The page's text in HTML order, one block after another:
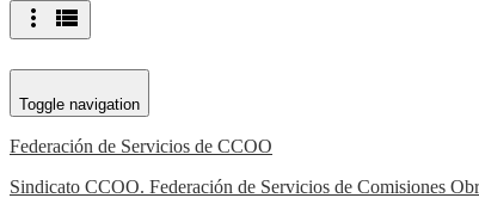
more_vert view_list
Toggle navigation
Federación de Servicios de CCOO
Sindicato CCOO. Federación de Servicios de Comisiones